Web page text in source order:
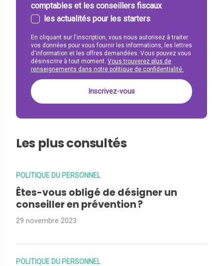
comptables et les conseillers fiscaux
les actualités pour les starters
En cliquant sur l'inscription, vous nous autorisez à traiter
vos données pour vous fournir les informations, les lettres
d'information et les offres demandées. Vous pouvez vous
désinscrire à tout moment. Vous trouverez plus de
renseignements dans notre politique de confidentialité.
Les plus consultés
POLITIQUE DU PERSONNEL
Êtes-vous obligé de désigner un
conseiller en prévention ?
29 novembre 2023
POLITIQUE DU PERSONNEL